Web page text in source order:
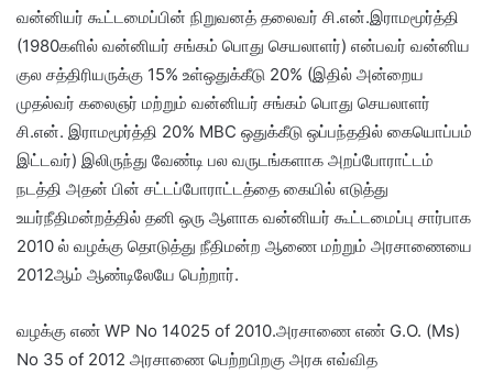
வன்னியர் கூட்டமைப்பின் நிறுவனத் தலைவர் சி.என்.இராமமூர்த்தி
(1980களில் வன்னியர் சங்கம் பொது செயலாளர்) என்பவர் வன்னிய
குல சத்திரியருக்கு 15% உள்ஒதுக்கீடு 20% (இதில் அன்றைய
முதல்வர் கலைஞர் மற்றும் வன்னியர் சங்கம் பொது செயலாளர்
சி.என். இராமமூர்த்தி 20% MBC ஒதுக்கீடு ஒப்பந்ததில் கையொப்பம்
இட்டவர்) இலிருந்து வேண்டி பல வருடங்களாக அறப்போராட்டம்
நடத்தி அதன் பின் சட்டப்போராட்டத்தை கையில் எடுத்து
உயர்நீதிமன்றத்தில் தனி ஒரு ஆளாக வன்னியர் கூட்டமைப்பு சார்பாக
2010 ல் வழக்கு தொடுத்து நீதிமன்ற ஆணை மற்றும் அரசாணையை
2012ஆம் ஆண்டிலேயே பெற்றார்.
வழக்கு எண் WP No 14025 of 2010.அரசாணை எண் G.O. (Ms)
No 35 of 2012 அரசாணை பெற்றபிறகு அரசு எவ்வித